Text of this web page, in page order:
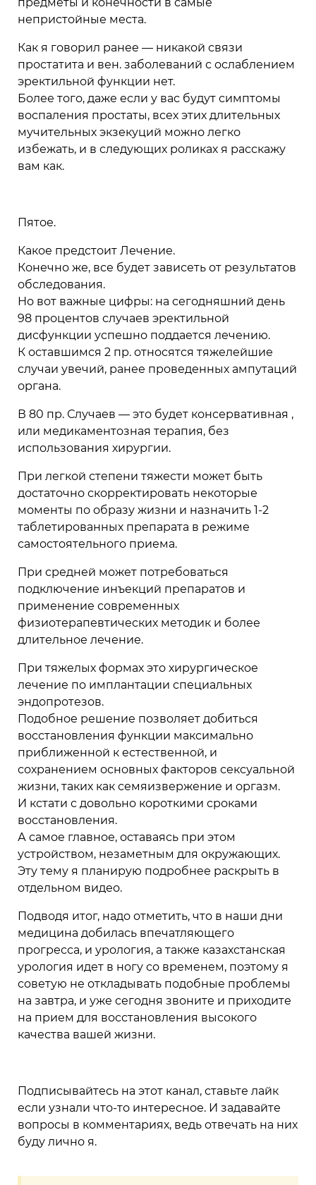
непристойные места.
Как я говорил ранее — никакой связи
простатита и вен. заболеваний с ослаблением
эректильной функции нет.
Более того, даже если у вас будут симптомы
воспаления простаты, всех этих длительных
мучительных экзекуций можно легко
избежать, и в следующих роликах я расскажу
вам как.
Пятое.
Какое предстоит Лечение.
Конечно же, все будет зависеть от результатов
обследования.
Но вот важные цифры: на сегодняшний день
98 процентов случаев эректильной
дисфункции успешно поддается лечению.
К оставшимся 2 пр. относятся тяжелейшие
случаи увечий, ранее проведенных ампутаций
органа.
В 80 пр. Случаев — это будет консервативная ,
или медикаментозная терапия, без
использования хирургии.
При легкой степени тяжести может быть
достаточно скорректировать некоторые
моменты по образу жизни и назначить 1-2
таблетированных препарата в режиме
самостоятельного приема.
При средней может потребоваться
подключение инъекций препаратов и
применение современных
физиотерапевтических методик и более
длительное лечение.
При тяжелых формах это хирургическое
лечение по имплантации специальных
эндопротезов.
Подобное решение позволяет добиться
восстановления функции максимально
приближенной к естественной, и
сохранением основных факторов сексуальной
жизни, таких как семяизвержение и оргазм.
И кстати с довольно короткими сроками
восстановления.
А самое главное, оставаясь при этом
устройством, незаметным для окружающих.
Эту тему я планирую подробнее раскрыть в
отдельном видео.
Подводя итог, надо отметить, что в наши дни
медицина добилась впечатляющего
прогресса, и урология, а также казахстанская
урология идет в ногу со временем, поэтому я
советую не откладывать подобные проблемы
на завтра, и уже сегодня звоните и приходите
на прием для восстановления высокого
качества вашей жизни.
Подписывайтесь на этот канал, ставьте лайк
если узнали что-то интересное. И задавайте
вопросы в комментариях, ведь отвечать на них
буду лично я.